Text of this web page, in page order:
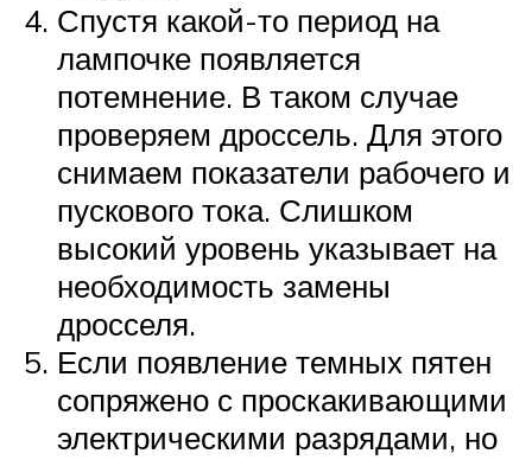
Спустя какой-то период на
лампочке появляется
потемнение. В таком случае
проверяем дроссель. Для этого
снимаем показатели рабочего и
пускового тока. Слишком
высокий уровень указывает на
необходимость замены
дросселя.
Если появление темных пятен
сопряжено с проскакивающими
электрическими разрядами, но